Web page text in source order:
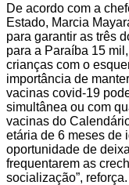
De acordo com a
Estado, Marcia
para garantir as três
para a Paraíba 15
crianças com o
importância de
vacinas covid-19
simultânea ou com
vacinas do
etária de 6 meses de
oportunidade de
frequentarem as
socialização”, reforça.